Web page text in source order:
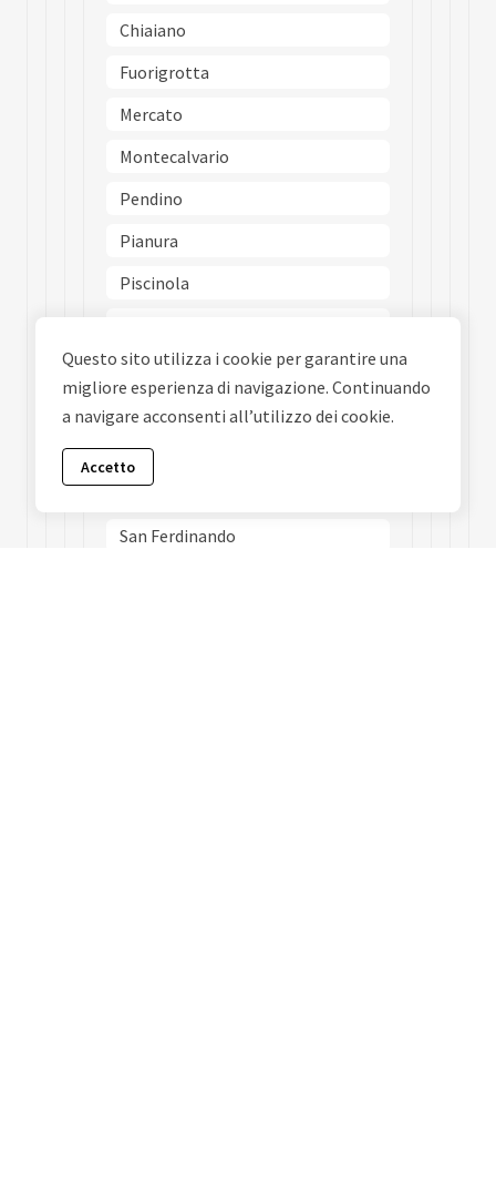
Chiaiano
Fuorigrotta
Mercato
Montecalvario
Pendino
Pianura
Piscinola
Ponticelli
Porto
Posillipo
San Carlo Allarena
San Ferdinando
Questo sito utilizza i cookie per garantire una
migliore esperienza di navigazione. Continuando
a navigare acconsenti all’utilizzo dei cookie.
Accetto